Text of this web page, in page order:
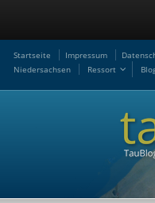
Startseite Impressum
Niedersachsen
Ressort